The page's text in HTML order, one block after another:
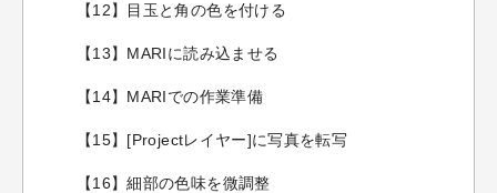
【12】目玉と角の色を付ける
【13】MARIに読み込ませる
【14】MARIでの作業準備
【15】[Projectレイヤー]に写真を転写
【16】細部の色味を微調整